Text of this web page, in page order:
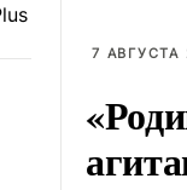
7 АВГУСТА